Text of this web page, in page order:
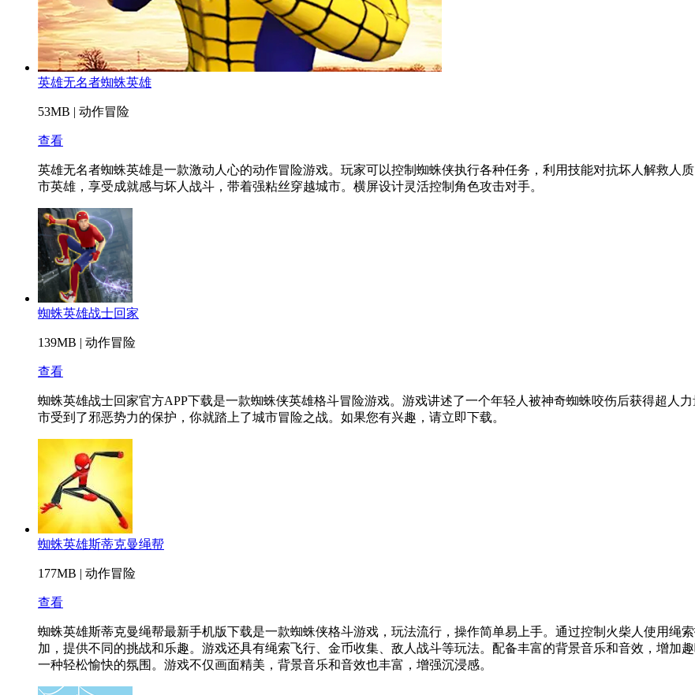
英雄无名者蜘蛛英雄
53MB | 动作冒险
查看
英雄无名者蜘蛛英雄是一款激动人心的动作冒险游戏。玩家可以控制蜘蛛侠执行各种任务，利用技能对抗坏人解救人
市英雄，享受成就感与坏人战斗，带着强粘丝穿越城市。横屏设计灵活控制角色攻击对手。
蜘蛛英雄战士回家
139MB | 动作冒险
查看
蜘蛛英雄战士回家官方APP下载是一款蜘蛛侠英雄格斗冒险游戏。游戏讲述了一个年轻人被神奇蜘蛛咬伤后获得超人
市受到了邪恶势力的保护，你就踏上了城市冒险之战。如果您有兴趣，请立即下载。
蜘蛛英雄斯蒂克曼绳帮
177MB | 动作冒险
查看
蜘蛛英雄斯蒂克曼绳帮最新手机版下载是一款蜘蛛侠格斗游戏，玩法流行，操作简单易上手。通过控制火柴人使用绳
加，提供不同的挑战和乐趣。游戏还具有绳索飞行、金币收集、敌人战斗等玩法。配备丰富的背景音乐和音效，增加
一种轻松愉快的氛围。游戏不仅画面精美，背景音乐和音效也丰富，增强沉浸感。